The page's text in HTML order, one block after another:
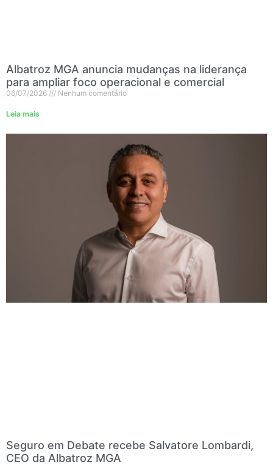
Albatroz MGA anuncia mudanças na liderança
para ampliar foco operacional e comercial
06/07/2026 Nenhum comentário
Leia mais
Seguro em Debate recebe Salvatore Lombardi,
CEO da Albatroz MGA